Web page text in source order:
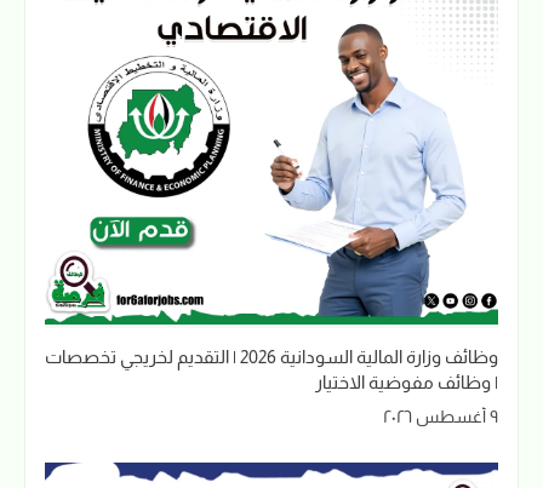
وظائف وزارة المالية السودانية 2026 | التقديم لخريجي تخصصات
| وظائف مفوضية الاختيار
٩ أغسطس ٢٠٢٦